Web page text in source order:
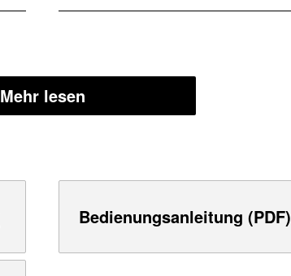
Mehr lesen
Bedienungsanleitung (PDF)